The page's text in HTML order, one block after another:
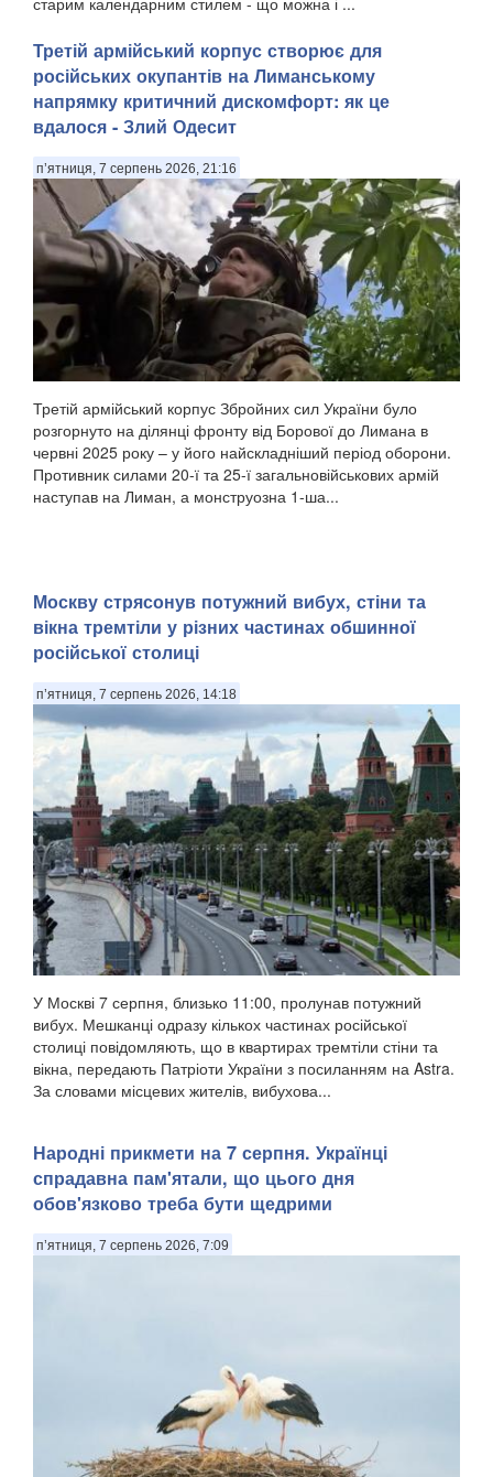
Третій армійський корпус створює для
російських окупантів на Лиманському
напрямку критичний дискомфорт: як це
вдалося - Злий Одесит
п’ятниця, 7 серпень 2026, 21:16
Третій армійський корпус Збройних сил України було
розгорнуто на ділянці фронту від Борової до Лимана в
червні 2025 року – у його найскладніший період оборони.
Противник силами 20-ї та 25-ї загальновійськових армій
наступав на Лиман, а монструозна 1-ша...
Москву стрясонув потужний вибух, стіни та
вікна тремтіли у різних частинах обшинної
російської столиці
п’ятниця, 7 серпень 2026, 14:18
У Москві 7 серпня, близько 11:00, пролунав потужний
вибух. Мешканці одразу кількох частинах російської
столиці повідомляють, що в квартирах тремтіли стіни та
вікна, передають Патріоти України з посиланням на Astra.
За словами місцевих жителів, вибухова...
Народні прикмети на 7 серпня. Українці
спрадавна пам'ятали, що цього дня
обов'язково треба бути щедрими
п’ятниця, 7 серпень 2026, 7:09